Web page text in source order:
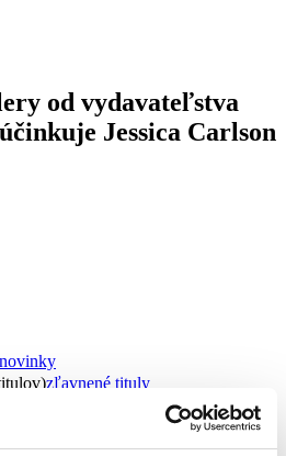
od vydavateľstva
Jessica Carlson
novinky
zľavnené tituly
(0 titulov)na centrálnom sklade